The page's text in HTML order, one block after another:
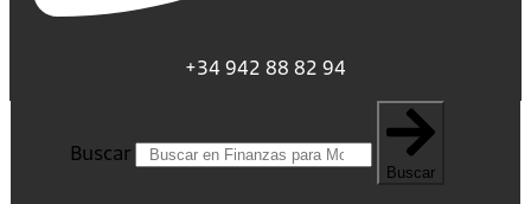
+34 942 88 82 94
Buscar
Buscar